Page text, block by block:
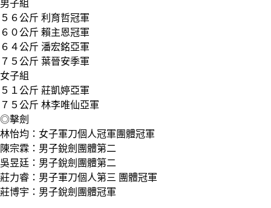
男子組
５６公斤 利育哲冠軍
６０公斤 賴主恩冠軍
６４公斤 潘宏銘亞軍
７５公斤 葉晉安季軍
女子組
５１公斤 莊凱婷亞軍
７５公斤 林李唯仙亞軍
◎擊劍
林怡均：女子軍刀個人冠軍團體冠軍
陳宗霖：男子銳劍團體第二
吳昱廷：男子銳劍團體第二
莊力睿：男子軍刀個人第三 團體冠軍
莊博宇：男子銳劍團體冠軍